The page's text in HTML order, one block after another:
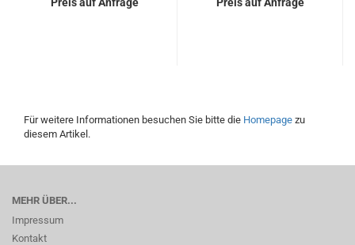
Für weitere Informationen besuchen Sie bitte die Homepage zu
diesem Artikel.
MEHR ÜBER...
Impressum
Kontakt